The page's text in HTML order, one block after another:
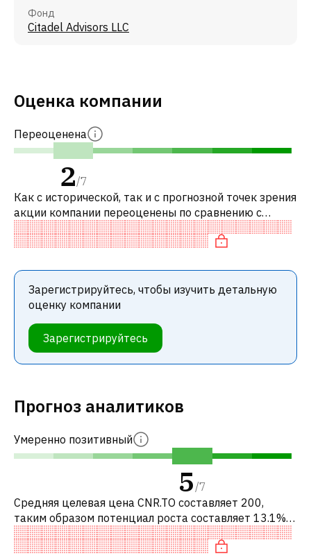
Фонд
Citadel Advisors LLC
Оценка компании
Переоценена
2/7
Как с исторической, так и с прогнозной точек зрения
акции компании переоценены по сравнению с
аналогичными акциями. В частности, акция
компании разумно оценена по P/E, сп
Зарегистрируйтесь, чтобы изучить детальную
оценку компании
Зарегистрируйтесь
Прогноз аналитиков
Умеренно позитивный
5 /7
Средняя целевая цена CNR.TO составляет 200,
таким образом потенциал роста составляет 13.1%.
Обычно это означает рекомендацию «ДЕРЖАТЬ»
среди инвестиционных компаний. Эта